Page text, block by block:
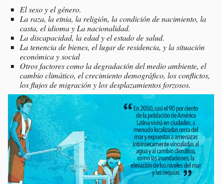
El sexo y el género.
La raza, la etnia, la religión, la condición de nacimiento, la
casta, el idioma y La nacionalidad.
La discapacidad, la edad y el estado de salud.
La tenencia de bienes, el lugar de residencia, y la situación
económica y social
Otros factores como la degradación del medio ambiente, el
cambio climático, el crecimiento demográfico, los conflictos,
los flujos de migración y los desplazamientos forzosos.